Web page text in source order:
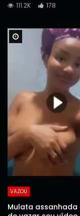
111.2K 178
Watch Later
VAZOU
Mulata